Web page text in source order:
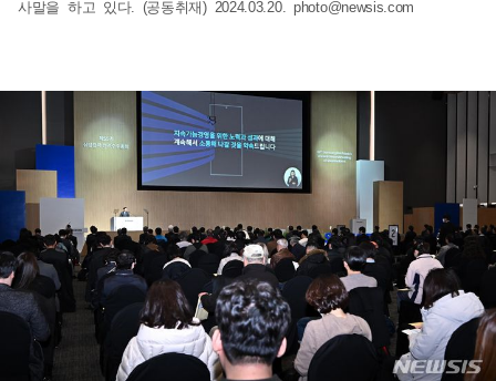
사말을 하고 있다. (공동취재) 2024.03.20. photo@newsis.com